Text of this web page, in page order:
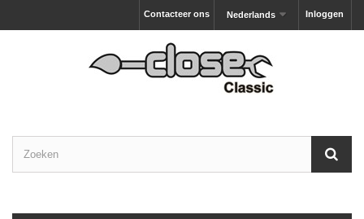
Inloggen
Nederlands
Contacteer ons